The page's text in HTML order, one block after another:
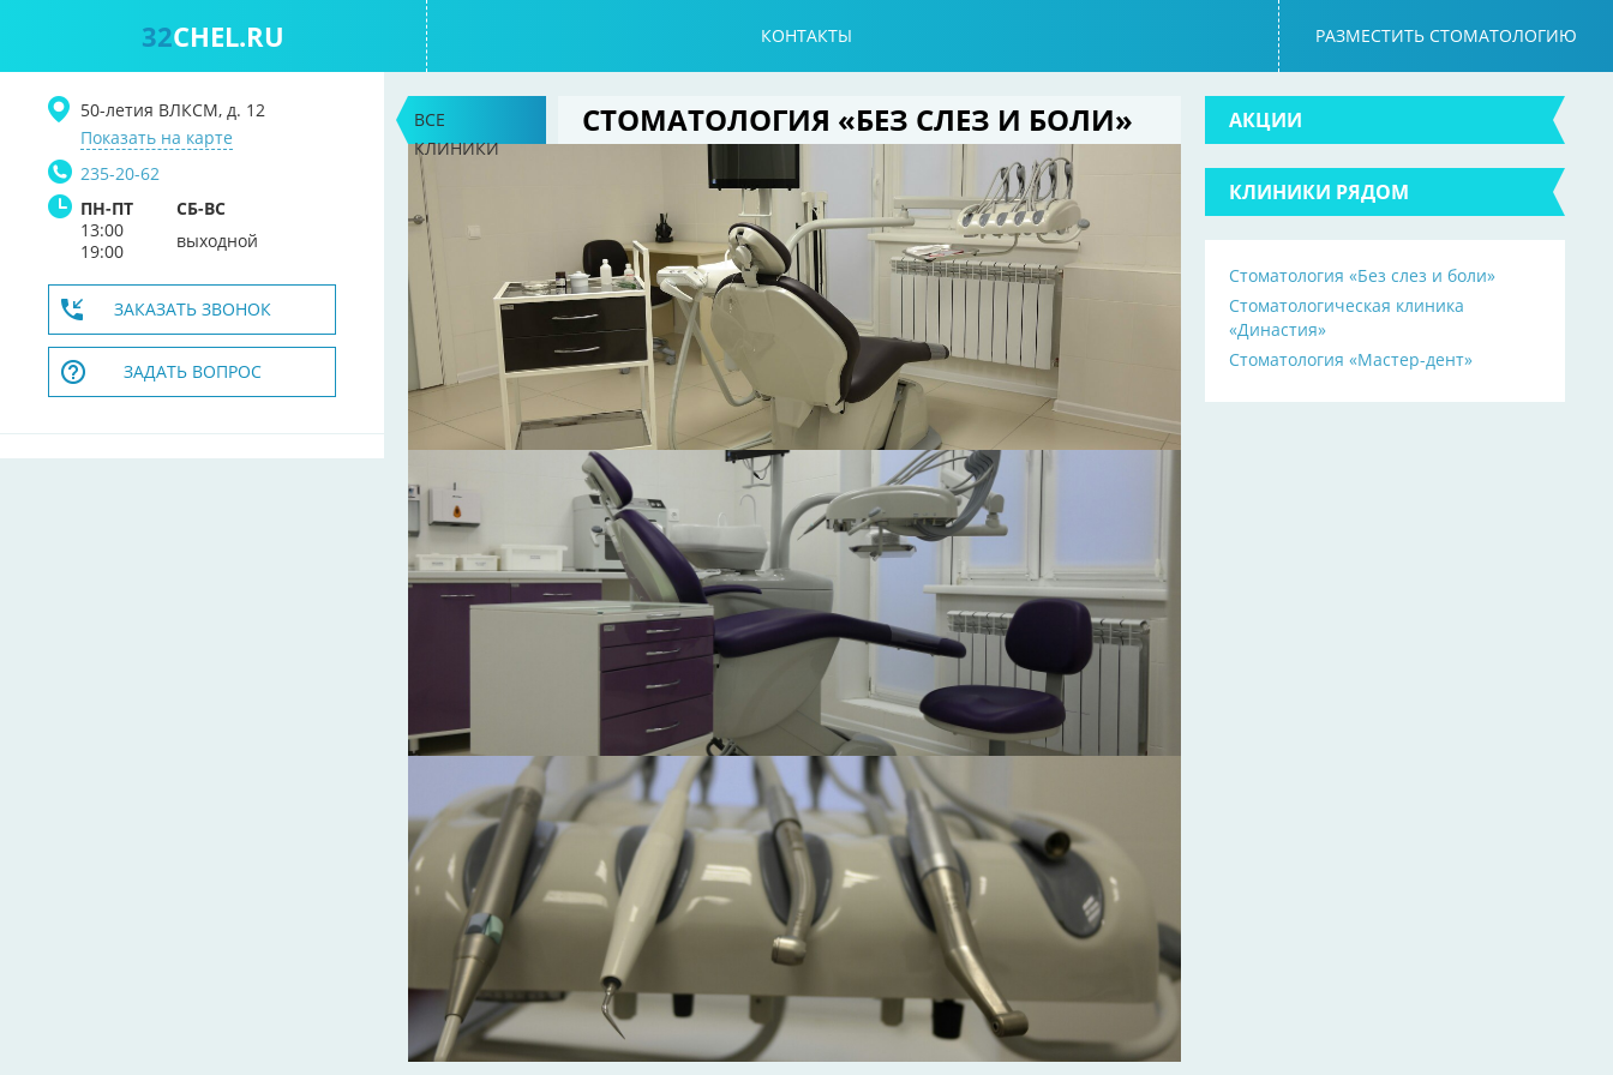
32CHEL.RU РАЗМЕСТИТЬ СТОМАТОЛОГИЮ
КОНТАКТЫ
50-летия ВЛКСМ, д. 12
Показать на карте
235-20-62
ПН-ПТ
СБ-ВС
13:00
19:00
выходной
ЗАКАЗАТЬ ЗВОНОК
ЗАДАТЬ ВОПРОС
ВСЕ
КЛИНИКИ
СТОМАТОЛОГИЯ «БЕЗ СЛЕЗ И БОЛИ» АКЦИИ
КЛИНИКИ РЯДОМ
Стоматология «Без слез и боли»
Стоматологическая клиника
«Династия»
Стоматология «Мастер-дент»